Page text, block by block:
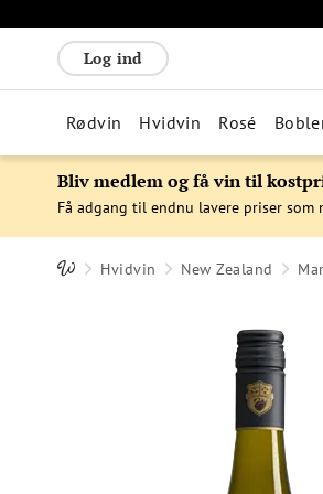
Log ind
Rødvin Hvidvin Rosé
Bliv medlem og få vin til
Få adgang til endnu lavere priser
Hvidvin New Zealand